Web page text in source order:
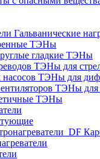
Гальванические
ТЭНы
гладкие ТЭНы
ТЭНы для
ТЭНы для
ТЭНы для
ТЭНы